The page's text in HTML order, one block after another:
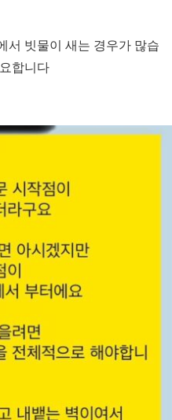
서 빗물이 새는 경우가 많습
합니다